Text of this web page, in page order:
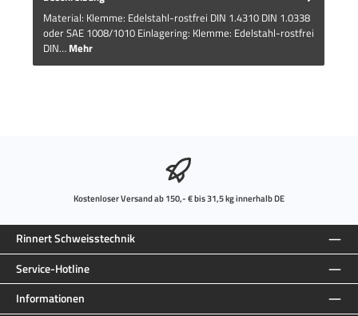
Material: Klemme: Edelstahl-rostfrei DIN 1.4310 DIN 1.0338
oder SAE 1008/1010 Einlagering: Klemme: Edelstahl-rostfrei
DIN… Mehr
Kostenloser Versand ab 150,- € bis 31,5 kg innerhalb DE
Rinnert Schweisstechnik
Service-Hotline
Informationen